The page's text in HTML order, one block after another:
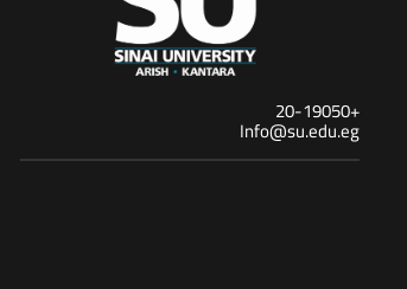
+20-19050
Info@su.edu.eg